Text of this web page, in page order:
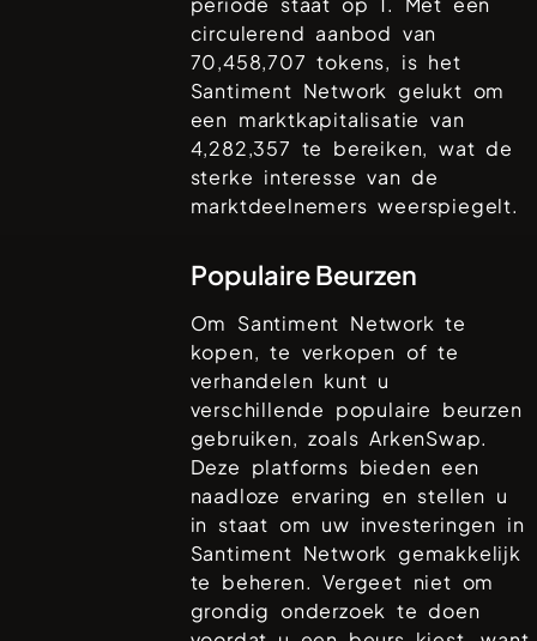
circulerend aanbod van
70,458,707tokens, is het
Santiment Network gelukt om
een marktkapitalisatie van
4,282,357 te bereiken, wat de
sterke interesse van de
marktdeelnemers weerspiegelt.
Populaire Beurzen
Om Santiment Network te
kopen, te verkopen of te
verhandelen kunt u
verschillende populaire beurzen
gebruiken, zoalsArkenSwap.
Deze platforms bieden een
naadloze ervaring en stellen u
in staat om uw investeringen in
Santiment Network gemakkelijk
te beheren. Vergeet niet om
grondig onderzoek te doen